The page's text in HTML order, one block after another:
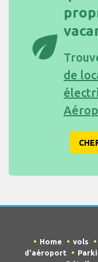
eco
de
Home vols
d'aéroport